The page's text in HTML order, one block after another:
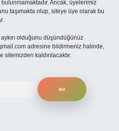
Ancak, üyelerimiz
taşımakta olup, siteye üye olarak bu
olduğunu düşündüğünüz
adresine bildirmeniz halinde,
kaldırılacaktır.